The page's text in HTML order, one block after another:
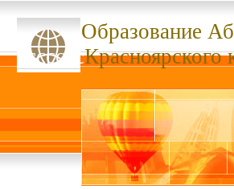
Образование
сссссссКрасноярского